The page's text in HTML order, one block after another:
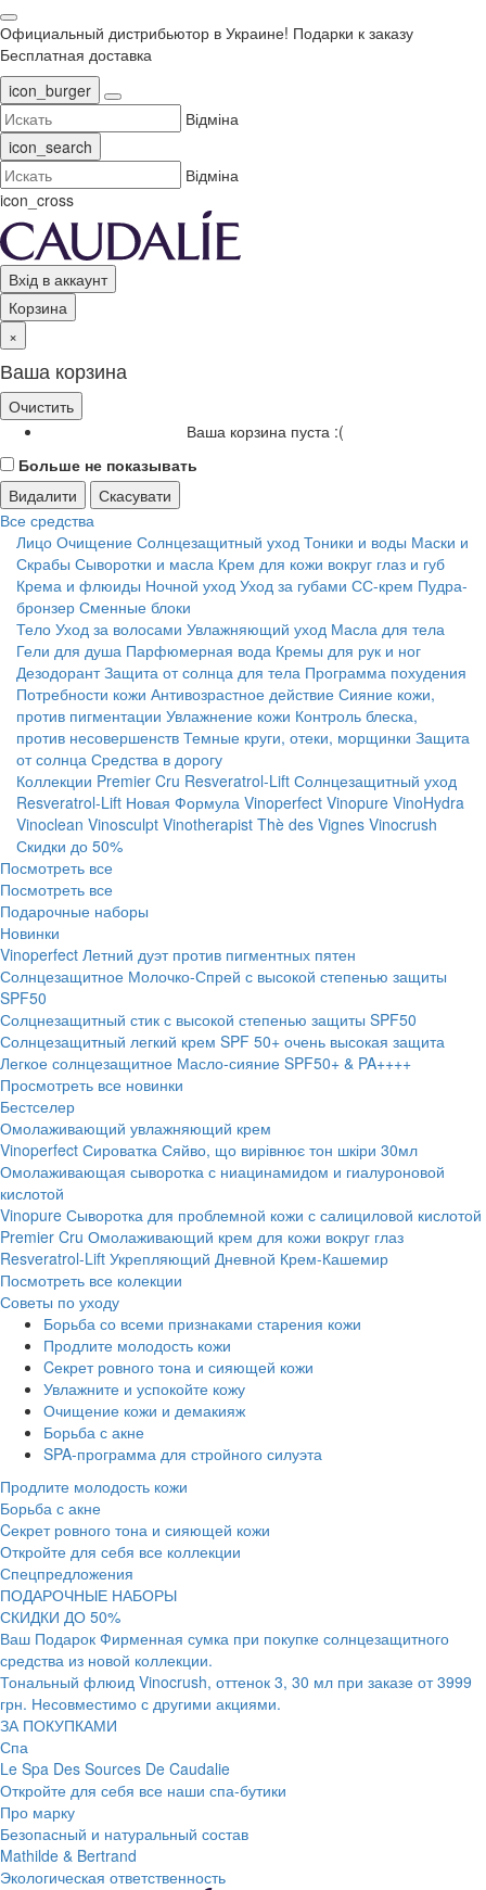
Официальный дистрибьютор в Украине! Подарки к заказу
Бесплатная доставка
icon_burger
Відміна
icon_search
Відміна
icon_cross
Вхід в аккаунт
Корзина
×
Ваша корзина
Очистить
Ваша корзина пуста :(
Больше не показывать
Видалити
Скасувати
Все средства
Лицо Очищение Солнцезащитный уход Тоники и воды Маски и
Скрабы Сыворотки и масла Крем для кожи вокруг глаз и губ
Крема и флюиды Ночной уход Уход за губами СС-крем Пудра-
бронзер Сменные блоки
Тело Уход за волосами Увлажняющий уход Масла для тела
Гели для душа Парфюмерная вода Кремы для рук и ног
Дезодорант Защита от солнца для тела Программа похудения
Потребности кожи Антивозрастное действие Сияние кожи,
против пигментации Увлажнение кожи Контроль блеска,
против несовершенств Темные круги, отеки, морщинки Защита
от солнца Средства в дорогу
Коллекции Premier Cru Resveratrol-Lift Солнцезащитный уход
Resveratrol-Lift Новая Формула Vinoperfect Vinopure VinoHydra
Vinoclean Vinosculpt Vinotherapist Thè des Vignes Vinocrush
Скидки до 50%
Посмотреть все
Посмотреть все
Подарочные наборы
Новинки
Vinoperfect Летний дуэт против пигментных пятен
Солнцезащитное Молочко-Спрей с высокой степенью защиты
SPF50
Солцнезащитный стик с высокой степенью защиты SPF50
Солнцезащитный легкий крем SPF 50+ очень высокая защита
Легкое солнцезащитное Масло-сияние SPF50+ & PA++++
Просмотреть все новинки
Бестселер
Омолаживающий увлажняющий крем
Vinoperfect Сироватка Сяйво, що вирівнює тон шкіри 30мл
Омолаживающая сыворотка с ниацинамидом и гиалуроновой
кислотой
Vinopure Сыворотка для проблемной кожи с салициловой кислотой
Premier Cru Омолаживающий крем для кожи вокруг глаз
Resveratrol-Lift Укрепляющий Дневной Крем-Кашемир
Посмотреть все колекции
Советы по уходу
Борьба со всеми признаками старения кожи
Продлите молодость кожи
Cекрет ровного тона и сияющей кожи
Увлажните и успокойте кожу
Очищение кожи и демакияж
Борьба с акне
SPA-программа для стройного силуэта
Продлите молодость кожи
Борьба с акне
Cекрет ровного тона и сияющей кожи
Откройте для себя все коллекции
Спецпредложения
ПОДАРОЧНЫЕ НАБОРЫ
СКИДКИ ДО 50%
Ваш Подарок Фирменная сумка при покупке солнцезащитного
средства из новой коллекции.
Тональный флюид Vinocrush, оттенок 3, 30 мл при заказе от 3999
грн. Несовместимо с другими акциями.
ЗА ПОКУПКАМИ
Спа
Le Spa Des Sources De Caudalie
Откройте для себя все наши спа-бутики
Про марку
Безопасный и натуральный состав
Mathilde & Bertrand
Экологическая ответственность